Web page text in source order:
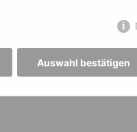
Auswahl bestätigen